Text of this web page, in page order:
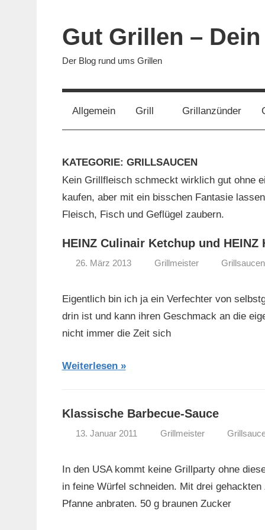
Gut Grillen –
Der Blog rund ums Grillen
Allgemein Grill Grillanzünder
KATEGORIE: GRILLSAUCEN
Kein Grillfleisch schmeckt wirklich gut ohne
kaufen, aber mit ein bisschen Fantasie
Fleisch, Fisch und Geflügel zaubern.
HEINZ Culinair Ketchup und
26. März 2013 Grillmeister Grillsaucen
Eigentlich bin ich ja ein Verfechter von
drin ist und kann ihren Geschmack an die
nicht immer die Zeit sich
Weiterlesen
Klassische Barbecue-Sauce
13. Januar 2011 Grillmeister
In den USA kommt keine Grillparty ohne
in feine Würfel schneiden. Mit drei
Pfanne anbraten. 50 g braunen Zucker